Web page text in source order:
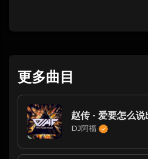
更多曲目
DJ阿福